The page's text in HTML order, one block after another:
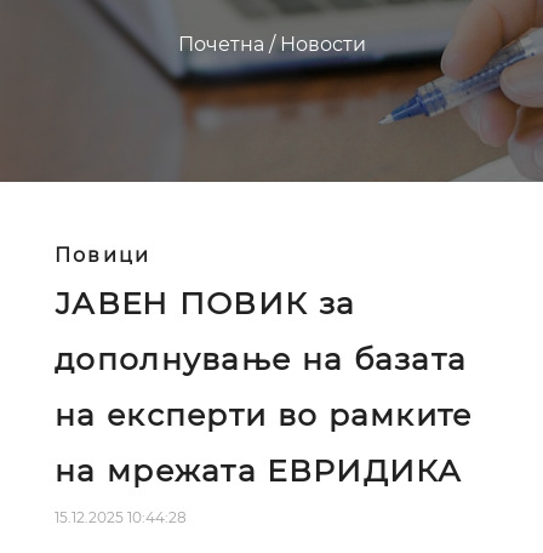
Почетна /Новости
Повици
ЈАВЕН ПОВИК за
дополнување на базата
на експерти во рамките
на мрежата ЕВРИДИКА
15.12.2025 10:44:28